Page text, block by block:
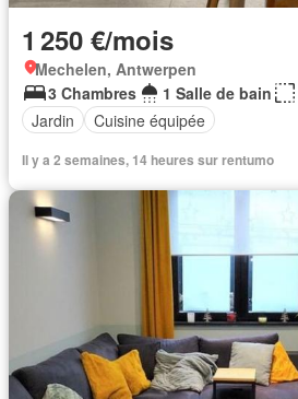
1 250 €/mois
Mechelen, Antwerpen
3 Chambres
1 Salle de bain
Jardin
Cuisine équipée
Il y a 2 semaines, 14 heures sur rentumo